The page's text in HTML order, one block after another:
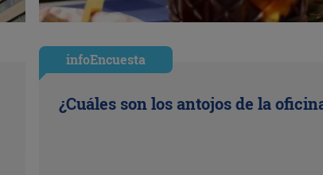
infoEncuesta
¿Cuáles son los antojos de la